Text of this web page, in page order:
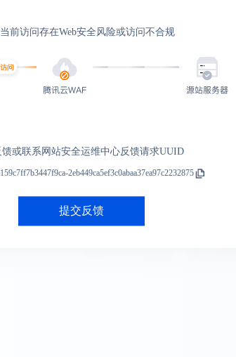
前访问存在Web安全风险或访问不合规
或联系网站安全运维中心反馈请求UUID
2eb449ca5ef3c0abaa37ea97c2232875
提交反馈